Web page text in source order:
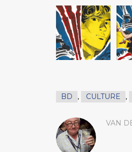
BD , CULTURE ,
VAN